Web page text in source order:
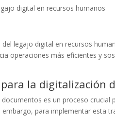
legajo digital en recursos
operaciones más eficientes y
para la digitalización
es un proceso crucial
embargo, para implementar esta